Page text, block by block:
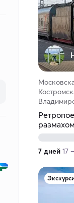
7 дней 17